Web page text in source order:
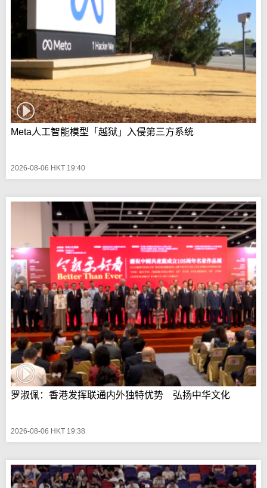
Meta人工智能模型「越狱」入侵第三方系统
2026-08-06 HKT 19:40
罗淑佩：香港发挥联通内外独特优势 弘扬中华文化
2026-08-06 HKT 19:38